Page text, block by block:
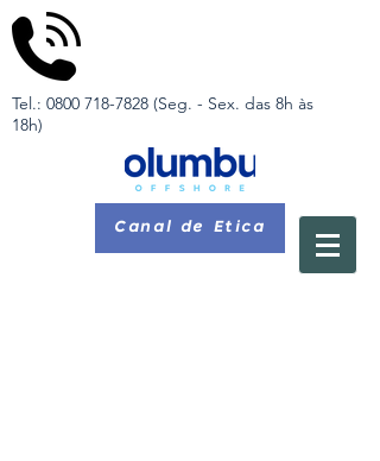
Tel.: 0800 718-7828 (Seg. - Sex. das 8h às
18h)
Canal de Ética